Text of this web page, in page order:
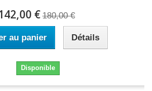
€ 180,00 €
au panier Détails
Disponible